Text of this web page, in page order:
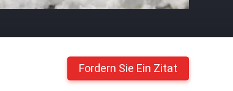
Fordern Sie Ein Zitat